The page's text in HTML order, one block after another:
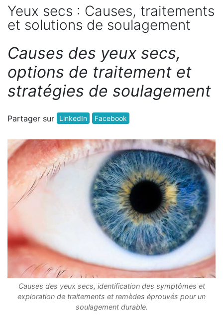
Yeux secs : Causes, traitements
et solutions de soulagement
Causes des yeux secs,
options de traitement et
stratégies de soulagement
Partager sur LinkedIn Facebook
Causes des yeux secs, identification des symptômes et
exploration de traitements et remèdes éprouvés pour un
soulagement durable.